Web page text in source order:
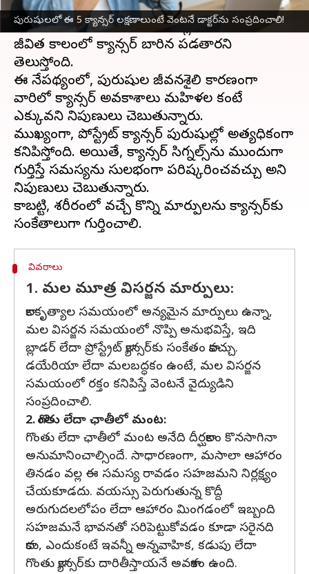
పురుషులలో ఈ 5 క్యాన్సర్ లక్షణాలుంటే వెంటనే డాక్టర్‌ను సంప్రదించాలి!
ప్రముఖ ఏసీఎస్ జర్నల్‌లో ప్రచురిత ఒక అధ్యయనం
ప్రకారం, ప్రతి ఐదుగురు పురుషుల్లో ఒకరు తమ
జీవిత కాలంలో క్యాన్సర్ బారిన పడతారని
తెలుస్తోంది.
ఈ నేపథ్యంలో, పురుషుల జీవనశైలి కారణంగా
వారిలో క్యాన్సర్ అవకాశాలు మహిళల కంటే
ఎక్కువని నిపుణులు చెబుతున్నారు.
ముఖ్యంగా, ప్రోస్ట్రేట్ క్యాన్సర్ పురుషుల్లో అత్యధికంగా
కనిపిస్తోంది. అయితే, క్యాన్సర్‌ సిగ్నల్స్‌ను ముందుగా
గుర్తిస్తే సమస్యను సులభంగా పరిష్కరించవచ్చు అని
నిపుణులు చెబుతున్నారు.
కాబట్టి, శరీరంలో వచ్చే కొన్ని మార్పులను క్యాన్సర్‌కు
వివరాలు
1. మల మూత్ర విసర్జన మార్పులు:
కాలకృత్యాల సమయంలో అన్యమైన మార్పులు ఉన్నా,
మల విసర్జన సమయంలో నొప్పి అనుభవిస్తే, ఇది
బ్లాడర్ లేదా ప్రోస్ట్రేట్ క్యాన్సర్‌కు సంకేతం కావచ్చు.
డయేరియా లేదా మలబద్ధకం ఉంటే, మల విసర్జన
సమయంలో రక్తం కనిపిస్తే వెంటనే వైద్యుడిని
సంప్రదించాలి.
2. గొంతు లేదా ఛాతీలో మంట:
గొంతు లేదా ఛాతీలో మంట అనేది దీర్ఘకాలం కొనసాగినా
అనుమానించాల్సిందే. సాధారణంగా, మసాలా ఆహారం
తినడం వల్ల ఈ సమస్య రావడం సహజమని నిర్లక్ష్యం
చేయకూడదు. వయస్సు పెరుగుతున్న కొద్దీ
అరుగుదలలోపం లేదా ఆహారం మింగడంలో ఇబ్బంది
సహజమనే భావనతో సరిపెట్టుకోవడం కూడా సరైనది
కాదు, ఎందుకంటే ఇవన్నీ అన్నవాహిక, కడుపు లేదా
గొంతు క్యాన్సర్‌కు దారితీస్తాయనే అవకాశం ఉంది.